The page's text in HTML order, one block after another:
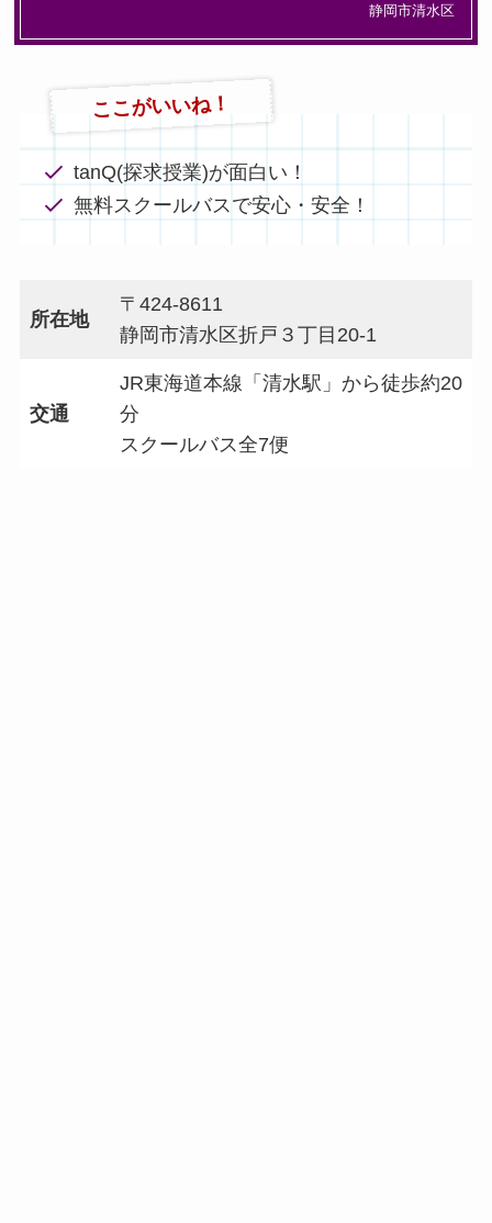
静岡市清水区
ここがいいね！
tanQ(探求授業)が面白い！
無料スクールバスで安心・安全！
所在地
〒424-8611
静岡市清水区折戸３丁目20-1
交通
JR東海道本線「清水駅」から徒歩約20
分
スクールバス全7便